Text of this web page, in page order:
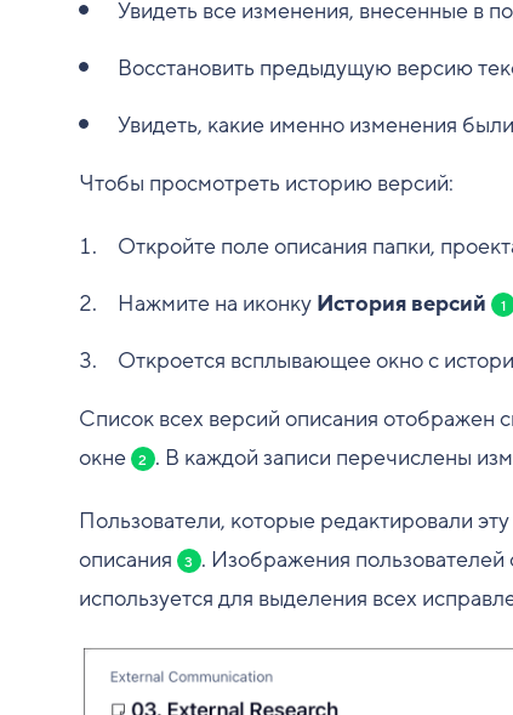
Увидеть все изменения, внесенные в
Восстановить предыдущую версию
Увидеть, какие именно изменения
Чтобы просмотреть историю версий:
Откройте поле описания папки,
Нажмите на иконку История версий 1
Откроется всплывающее окно с
Список всех версий описания отображен
окне
2 . В каждой записи перечислены
Пользователи, которые редактировали
описания
3 . Изображения
используется для выделения всех